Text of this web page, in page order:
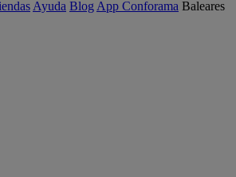
Ayuda Blog App Conforama Baleares